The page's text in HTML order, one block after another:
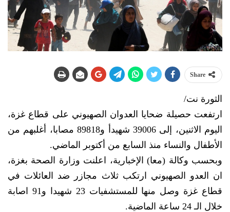
Share
الثورة نت/
ارتفعت حصيلة ضحايا العدوان الصهيوني على قطاع غزة،
اليوم الاثنين، إلى 39006 شهيدأ و89818 مصابا، أغلبهم من
الأطفال والنساء منذ السابع من أكتوبر الماضي.
وبحسب وكالة (معا) الإخبارية، اعلنت وزارة الصحة بغزة،
ان العدو الصهيوني ارتكب ثلاث مجازر ضد العائلات في
قطاع غزة وصل منها للمستشفيات 23 شهيدا و91 اصابة
خلال الـ 24 ساعة الماضية.